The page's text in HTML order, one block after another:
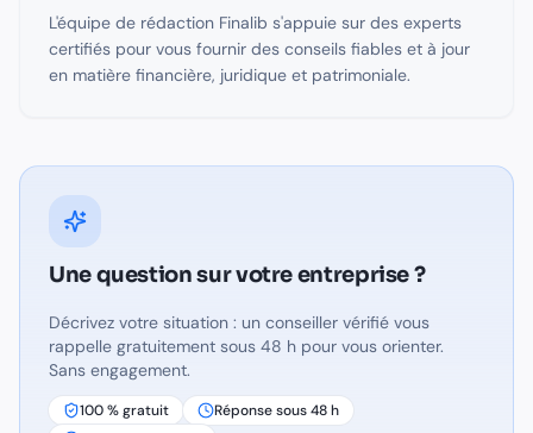
L'équipe de rédaction Finalib s'appuie sur des experts
certifiés pour vous fournir des conseils fiables et à jour
en matière financière, juridique et patrimoniale.
Une question survotre entreprise?
Décrivez votre situation : un conseiller vérifié vous
rappelle gratuitement sous 48 h pour vous orienter.
Sans engagement.
100 % gratuit
Réponse sous 48 h